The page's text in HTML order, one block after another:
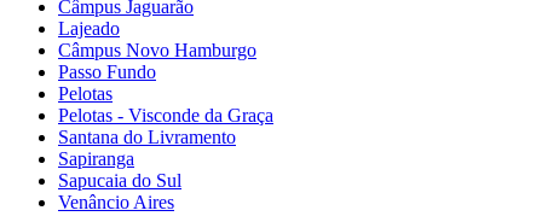
Câmpus Jaguarão
Lajeado
Câmpus Novo Hamburgo
Passo Fundo
Pelotas
Pelotas - Visconde da Graça
Santana do Livramento
Sapiranga
Sapucaia do Sul
Venâncio Aires